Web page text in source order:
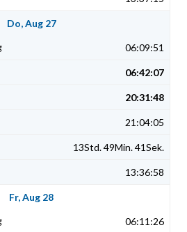
Do, Aug 27
06:09:51
06:42:07
20:31:48
21:04:05
13Std. 49Min. 41Sek.
13:36:58
Fr, Aug 28
06:11:26